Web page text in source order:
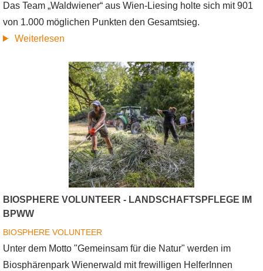
Das Team „Waldwiener“ aus Wien-Liesing holte sich mit 901
von 1.000 möglichen Punkten den Gesamtsieg.
Weiterlesen
„Waldwiener“
aus
Wien-
Liesing
holt
sich
den
Sieg
beim
Cup
2024
BIOSPHERE VOLUNTEER - LANDSCHAFTSPFLEGE IM
BPWW
BIOSPHERE VOLUNTEER
Unter dem Motto "Gemeinsam für die Natur" werden im
Biosphärenpark Wienerwald mit frewilligen HelferInnen